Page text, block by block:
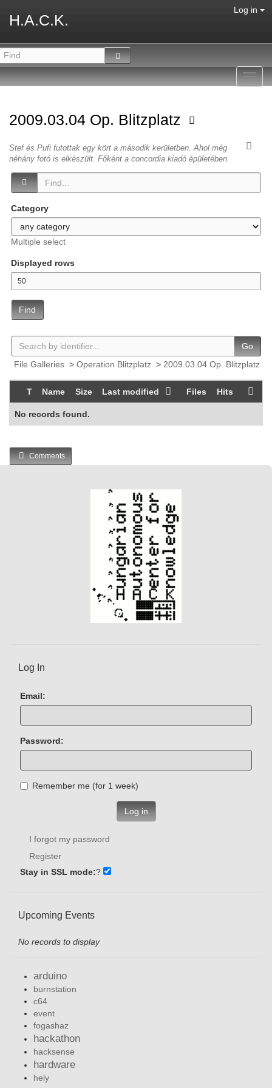
H.A.C.K.
Log in
2009.03.04 Op. Blitzplatz
Stef és Pufi futottak egy kört a második kerületben. Ahol még
néhány fotó is elkészült. Főként a concordia kiadó épületében.
Category
Multiple select
Displayed rows
Find
Go
File Galleries > Operation Blitzplatz > 2009.03.04 Op. Blitzplatz
T Name Size Last modified Files Hits
No records found.
Comments
Log In
Email:
Password:
Remember me (for 1 week)
Log in
I forgot my password
Register
Stay in SSL mode:?
Upcoming Events
No records to display
arduino
burnstation
c64
event
fogashaz
hackathon
hacksense
hardware
hely